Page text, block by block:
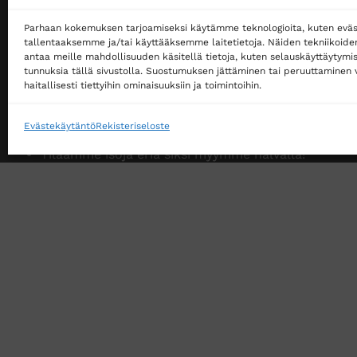
Parhaan kokemuksen tarjoamiseksi käytämme teknologioita, kuten
tallentaaksemme ja/tai käyttääksemme laitetietoja. Näiden
antaa meille mahdollisuuden käsitellä tietoja, kuten
tunnuksia tällä sivustolla. Suostumuksen jättäminen tai peruuttaminen
haitallisesti tiettyihin ominaisuuksiin ja toimintoihin.
EvästekäytäntöRekisteriseloste
Ostaminen ei edellytä rekisteröitymistä
Ilmainen toimitus noutopisteeseen yli 200 €
tilauksille!
tilauksille!
Tilaamme isoja eriä siksi myymme halvalla!